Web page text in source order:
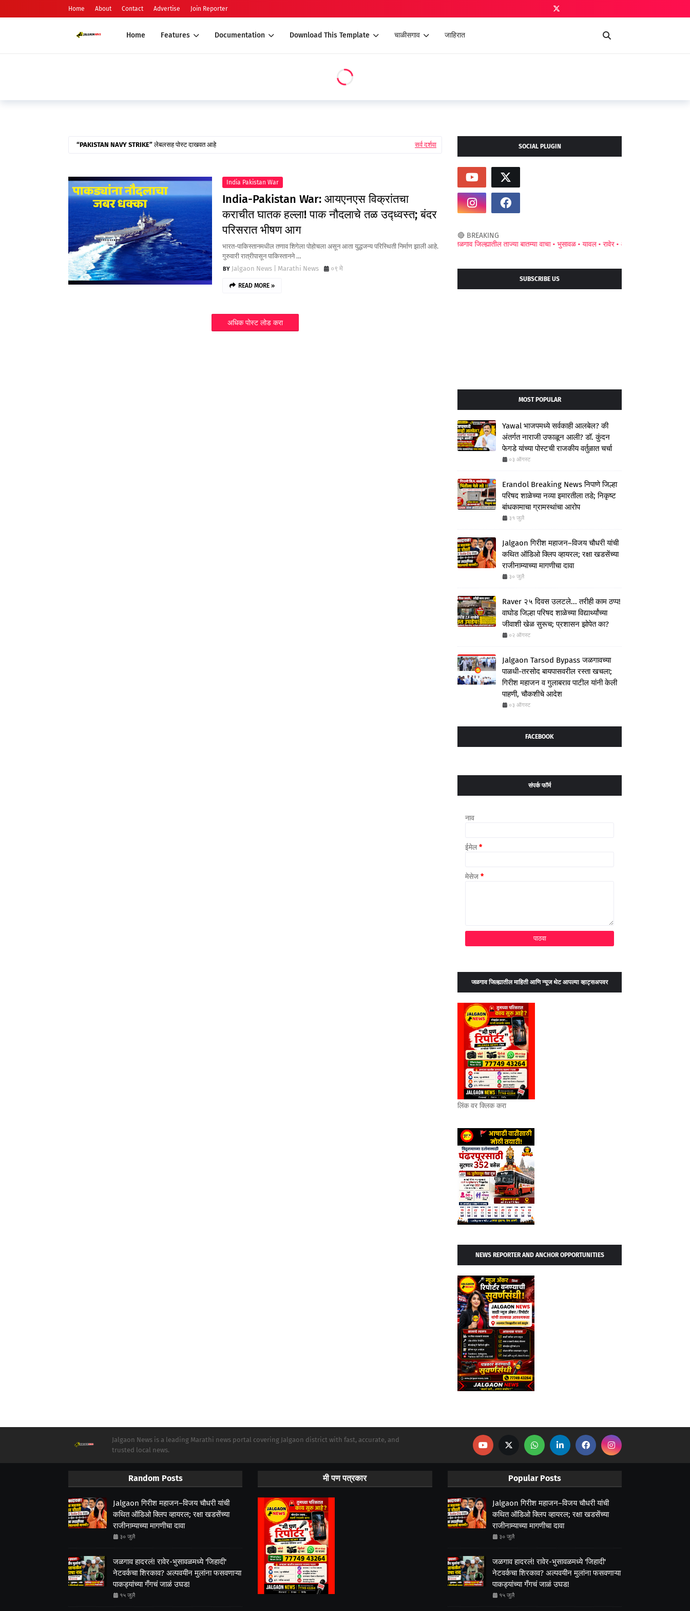
Home About Contact Advertise Join Reporter
Home Features Documentation Download This Template चाळीसगाव जाहिरात
PAKISTAN NAVY STRIKE लेबलसह पोस्ट दाखवत आहे सर्व दर्शवा
India Pakistan War
India-Pakistan War: आयएनएस विक्रांतचा
कराचीत घातक हल्ला! पाक नौदलाचे तळ उद्ध्वस्त; बंदर
परिसरात भीषण आग
भारत-पाकिस्तानमधील तणाव शिगेला पोहोचला असून आता युद्धजन्य परिस्थिती निर्माण झाली आहे.
गुरुवारी रात्रीपासून पाकिस्तानने …
Jalgaon News | Marathi News
०९ मे
READ MORE »
अधिक पोस्ट लोड करा
SOCIAL PLUGIN
🔴 BREAKING
जळगाव जिल्ह्यातील ताज्या बातम्या वाचा •भुसावळ •यावल • रावेर •अमळनेर •
SUBSCRIBE US
MOST POPULAR
Yawal भाजपमध्ये सर्वकाही आलबेल? की
अंतर्गत नाराजी उफाळून आली? डॉ. कुंदन
फेगडे यांच्या पोस्टची राजकीय वर्तुळात चर्चा
०३ ऑगस्ट
Erandol Breaking News निपाणे जिल्हा
परिषद शाळेच्या नव्या इमारतीला तडे; निकृष्ट
बांधकामाचा ग्रामस्थांचा आरोप
३१ जुलै
Jalgaon गिरीश महाजन–विजय चौधरी यांची
कथित ऑडिओ क्लिप व्हायरल; रक्षा खडसेंच्या
राजीनाम्याच्या मागणीचा दावा
३० जुलै
Raver २५ दिवस उलटले... तरीही काम ठप्प!
वाघोड जिल्हा परिषद शाळेच्या विद्यार्थ्यांच्या
जीवाशी खेळ सुरूच; प्रशासन झोपेत का?
०२ ऑगस्ट
Jalgaon Tarsod Bypass जळगावच्या
पाळधी-तरसोद बायपासवरील रस्ता खचला;
गिरीश महाजन व गुलाबराव पाटील यांनी केली
पाहणी, चौकशीचे आदेश
०३ ऑगस्ट
FACEBOOK
संपर्क फॉर्म
नाव
ईमेल*
मेसेज *
जळगाव जिल्ह्यातील माहिती आणि न्यूज थेट आपल्या व्हाट्सअपवर
लिंक वर क्लिक करा
NEWS REPORTER AND ANCHOR OPPORTUNITIES
Jalgaon News is a leading Marathi news portal covering Jalgaon district with fast, accurate, and
trusted local news.
Random Posts
Jalgaon गिरीश महाजन–विजय चौधरी यांची
कथित ऑडिओ क्लिप व्हायरल; रक्षा खडसेंच्या
राजीनाम्याच्या मागणीचा दावा
३० जुलै
जळगाव हादरलं! रावेर-भुसावळमध्ये 'जिहादी'
नेटवर्कचा शिरकाव? अल्पवयीन मुलांना फसवणाऱ्या
पाकड्यांच्या गँगचं जाळं उघड!
१५ जुलै
मी पण पत्रकार Popular Posts
Jalgaon गिरीश महाजन–विजय चौधरी यांची
कथित ऑडिओ क्लिप व्हायरल; रक्षा खडसेंच्या
राजीनाम्याच्या मागणीचा दावा
३० जुलै
जळगाव हादरलं! रावेर-भुसावळमध्ये 'जिहादी'
नेटवर्कचा शिरकाव? अल्पवयीन मुलांना फसवणाऱ्या
पाकड्यांच्या गँगचं जाळं उघड!
१५ जुलै